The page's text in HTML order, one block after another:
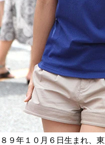
８９年１０月６日生まれ、